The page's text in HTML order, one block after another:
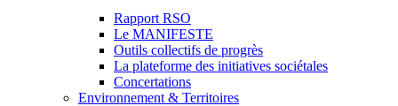
Rapport RSO
Le MANIFESTE
Outils collectifs de progrès
La plateforme des initiatives sociétales
Concertations
Environnement & Territoires